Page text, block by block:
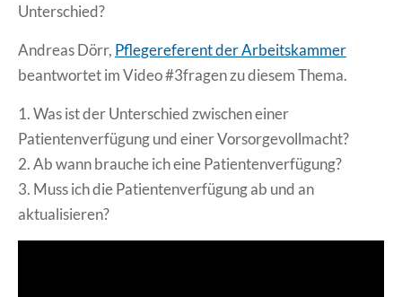
Unterschied?
Andreas Dörr, Pflegereferent der Arbeitskammer
beantwortet im Video #3fragen zu diesem Thema.
1. Was ist der Unterschied zwischen einer
Patientenverfügung und einer Vorsorgevollmacht?
2. Ab wann brauche ich eine Patientenverfügung?
3. Muss ich die Patientenverfügung ab und an
aktualisieren?